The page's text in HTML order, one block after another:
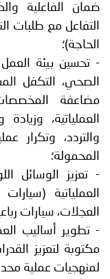
ضمان الفاعلية
التفاعل مع طلبات
الحاجة)؛
- تحسين بيئة
مضاعفة المخصصات
العملياتية،
والتردد، وتكرار
المحمولة؛
- تعزيز الوسائل
العملياتية
العجلات، سيارات
- تطوير أساليب
مكتوبة لتعزيز
لمنهجيات عملية